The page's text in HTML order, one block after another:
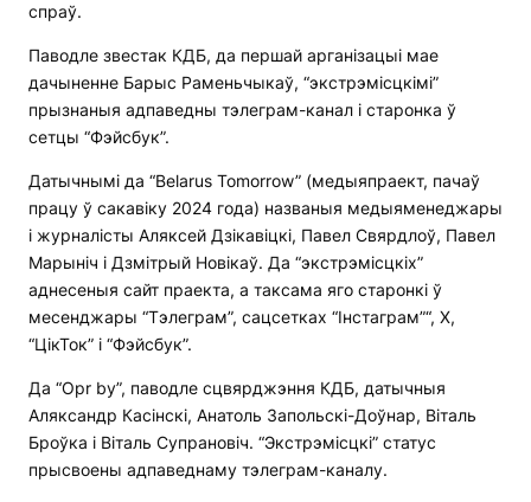
спраў.
Паводле звестак КДБ, да першай арганізацыі мае
дачыненне Барыс Раменьчыкаў, “экстрэмісцкімі”
прызнаныя адпаведны тэлеграм-канал і старонка ў
сетцы “Фэйсбук”.
Датычнымі да “Belarus Tomorrow” (медыяпраект, пачаў
працу ў сакавіку 2024 года) названыя медыяменеджары
і журналісты Аляксей Дзікавіцкі, Павел Свярдлоў, Павел
Марыніч і Дзмітрый Новікаў. Да “экстрэмісцкіх”
аднесеныя сайт праекта, а таксама яго старонкі ў
месенджары “Тэлеграм”, сацсетках “Інстаграм”“, Х,
“ЦікТок” і “Фэйсбук”.
Да “Opr by”, паводле сцвярджэння КДБ, датычныя
Аляксандр Касінскі, Анатоль Запольскі-Доўнар, Віталь
Броўка і Віталь Супрановіч. “Экстрэмісцкі” статус
прысвоены адпаведнаму тэлеграм-каналу.